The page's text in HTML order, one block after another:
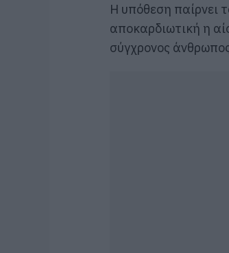
Η υπόθεση παίρνει
αποκαρδιωτική η
σύγχρονος